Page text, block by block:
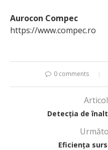
Aurocon Compec
https://www.compec.ro
0 comments
Detecția de
Eficiența